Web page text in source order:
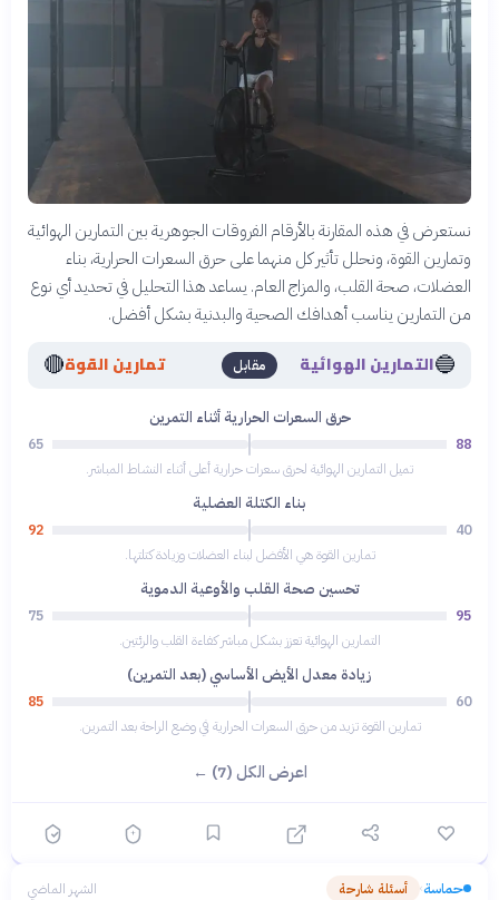
نستعرض في هذه المقارنة بالأرقام الفروقات الجوهرية بين التمارين الهوائية
وتمارين القوة، ونحلل تأثير كل منهما على حرق السعرات الحرارية، بناء
العضلات، صحة القلب، والمزاج العام. يساعد هذا التحليل في تحديد أي نوع
من التمارين يناسب أهدافك الصحية والبدنية بشكل أفضل.
🔵التمارين الهوائية مقابل تمارين القوة🔴
حرق السعرات الحرارية أثناء التمرين
88
65
تميل التمارين الهوائية لحرق سعرات حرارية أعلى أثناء النشاط المباشر.
بناء الكتلة العضلية
40
92
تمارين القوة هي الأفضل لبناء العضلات وزيادة كتلتها.
تحسين صحة القلب والأوعية الدموية
95
75
التمارين الهوائية تعزز بشكل مباشر كفاءة القلب والرئتين.
زيادة معدل الأيض الأساسي (بعد التمرين)
60
85
تمارين القوة تزيد من حرق السعرات الحرارية في وضع الراحة بعد التمرين.
اعرض الكل (7) ←
حماسة› أسئلة شارحة الشهر الماضي